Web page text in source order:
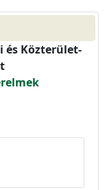
és Közterület-